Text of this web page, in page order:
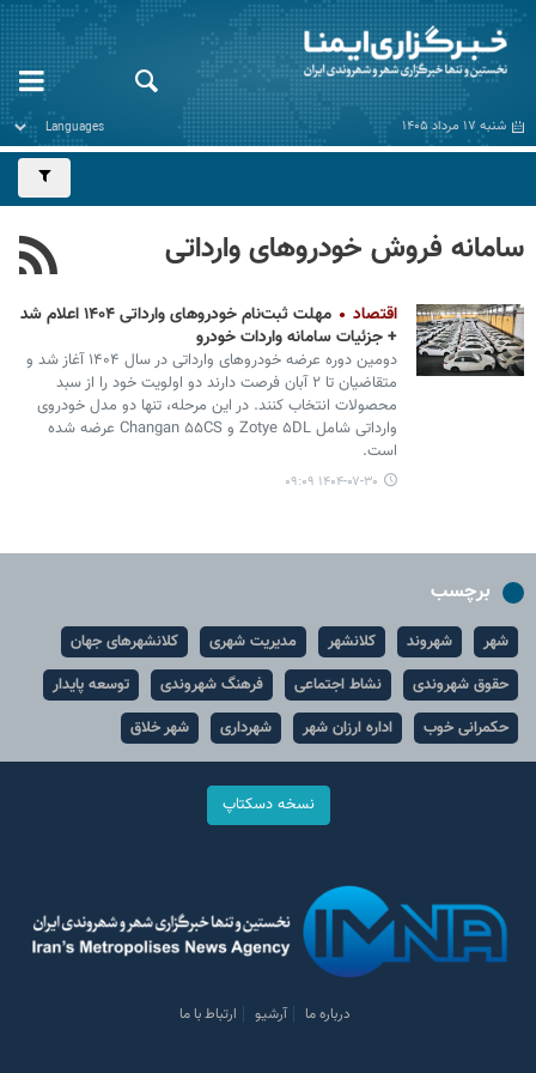
شنبه ۱۷ مرداد ۱۴۰۵
سامانه فروش خودروهای وارداتی
اقتصاد
مهلت ثبت‌نام خودروهای وارداتی ۱۴۰۴ اعلام شد
+ جزئیات سامانه واردات خودرو
دومین دوره عرضه خودروهای وارداتی در سال ۱۴۰۴ آغاز شد و
متقاضیان تا ۲ آبان فرصت دارند دو اولویت خود را از سبد
محصولات انتخاب کنند. در این مرحله، تنها دو مدل خودروی
وارداتی شامل Zotye ۵DL و Changan ۵۵CS عرضه شده
است.
۱۴۰۴-۰۷-۳۰ ۰۹:۰۹
برچسب
شهر شهروند کلانشهر مدیریت شهری
کلانشهرهای جهان
حقوق شهروندی
نشاط اجتماعی فرهنگ شهروندی
توسعه پایدار
حکمرانی خوب
اداره ارزان شهر شهرداری شهر خلاق
نسخه دسکتاپ
درباره ما آرشیو ارتباط با ما